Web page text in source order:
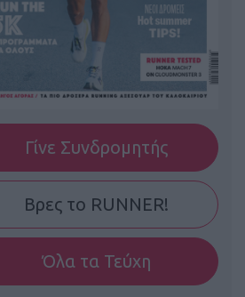
Γίνε Συνδρομητής
Βρες το RUNNER!
Όλα τα Τεύχη